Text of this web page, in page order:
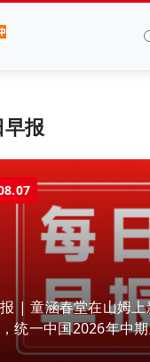
报
| 童涵春堂在山姆上
统一中国2026年中